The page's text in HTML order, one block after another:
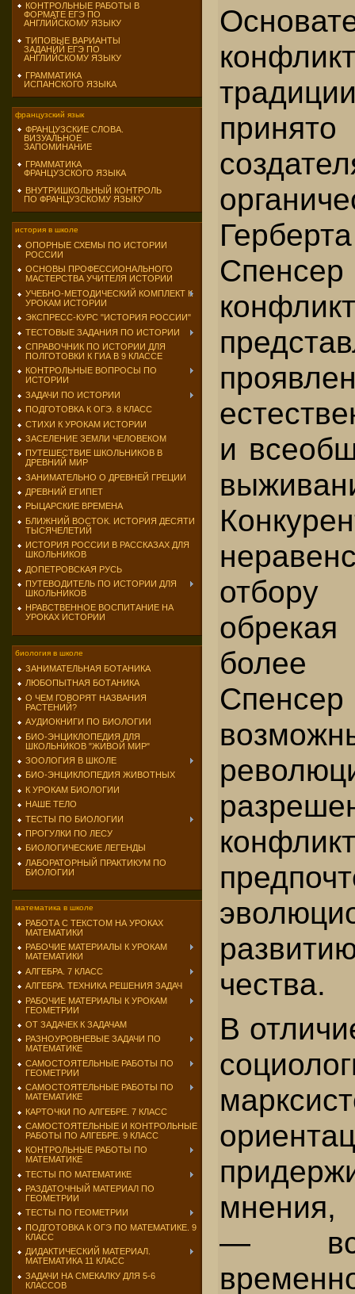
КОНТРОЛЬНЫЕ РАБОТЫ В
ФОРМАТЕ ЕГЭ ПО
АНГЛИЙСКОМУ ЯЗЫКУ
ТИПОВЫЕ ВАРИАНТЫ
ЗАДАНИЙ ЕГЭ ПО
АНГЛИЙСКОМУ ЯЗЫКУ
ГРАММАТИКА
ИСПАНСКОГО ЯЗЫКА
французский язык
ФРАНЦУЗСКИЕ СЛОВА.
ВИЗУАЛЬНОЕ
ЗАПОМИНАНИЕ
ГРАММАТИКА
ФРАНЦУЗСКОГО ЯЗЫКА
ВНУТРИШКОЛЬНЫЙ КОНТРОЛЬ
ПО ФРАНЦУЗСКОМУ ЯЗЫКУ
история в школе
ОПОРНЫЕ СХЕМЫ ПО ИСТОРИИ
РОССИИ
ОСНОВЫ ПРОФЕССИОНАЛЬНОГО
МАСТЕРСТВА УЧИТЕЛЯ ИСТОРИИ
УЧЕБНО-МЕТОДИЧЕСКИЙ КОМПЛЕКТ К
УРОКАМ ИСТОРИИ
ЭКСПРЕСС-КУРС "ИСТОРИЯ РОССИИ"
ТЕСТОВЫЕ ЗАДАНИЯ ПО ИСТОРИИ
СПРАВОЧНИК ПО ИСТОРИИ ДЛЯ
ПОЛГОТОВКИ К ГИА В 9 КЛАССЕ
КОНТРОЛЬНЫЕ ВОПРОСЫ ПО
ИСТОРИИ
ЗАДАЧИ ПО ИСТОРИИ
ПОДГОТОВКА К ОГЭ. 8 КЛАСС
СТИХИ К УРОКАМ ИСТОРИИ
ЗАСЕЛЕНИЕ ЗЕМЛИ ЧЕЛОВЕКОМ
ПУТЕШЕСТВИЕ ШКОЛЬНИКОВ В
ДРЕВНИЙ МИР
ЗАНИМАТЕЛЬНО О ДРЕВНЕЙ ГРЕЦИИ
ДРЕВНИЙ ЕГИПЕТ
РЫЦАРСКИЕ ВРЕМЕНА
БЛИЖНИЙ ВОСТОК. ИСТОРИЯ ДЕСЯТИ
ТЫСЯЧЕЛЕТИЙ
ИСТОРИЯ РОССИИ В РАССКАЗАХ ДЛЯ
ШКОЛЬНИКОВ
ДОПЕТРОВСКАЯ РУСЬ
ПУТЕВОДИТЕЛЬ ПО ИСТОРИИ ДЛЯ
ШКОЛЬНИКОВ
НРАВСТВЕННОЕ ВОСПИТАНИЕ НА
УРОКАХ ИСТОРИИ
биология в школе
ЗАНИМАТЕЛЬНАЯ БОТАНИКА
ЛЮБОПЫТНАЯ БОТАНИКА
О ЧЕМ ГОВОРЯТ НАЗВАНИЯ
РАСТЕНИЙ?
АУДИОКНИГИ ПО БИОЛОГИИ
БИО-ЭНЦИКЛОПЕДИЯ ДЛЯ
ШКОЛЬНИКОВ "ЖИВОЙ МИР"
ЗООЛОГИЯ В ШКОЛЕ
БИО-ЭНЦИКЛОПЕДИЯ ЖИВОТНЫХ
К УРОКАМ БИОЛОГИИ
НАШЕ ТЕЛО
ТЕСТЫ ПО БИОЛОГИИ
ПРОГУЛКИ ПО ЛЕСУ
БИОЛОГИЧЕСКИЕ ЛЕГЕНДЫ
ЛАБОРАТОРНЫЙ ПРАКТИКУМ ПО
БИОЛОГИИ
математика в школе
РАБОТА С ТЕКСТОМ НА УРОКАХ
МАТЕМАТИКИ
РАБОЧИЕ МАТЕРИАЛЫ К УРОКАМ
МАТЕМАТИКИ
АЛГЕБРА. 7 КЛАСС
АЛГЕБРА. ТЕХНИКА РЕШЕНИЯ ЗАДАЧ
РАБОЧИЕ МАТЕРИАЛЫ К УРОКАМ
ГЕОМЕТРИИ
ОТ ЗАДАЧЕК К ЗАДАЧАМ
РАЗНОУРОВНЕВЫЕ ЗАДАЧИ ПО
МАТЕМАТИКЕ
САМОСТОЯТЕЛЬНЫЕ РАБОТЫ ПО
ГЕОМЕТРИИ
САМОСТОЯТЕЛЬНЫЕ РАБОТЫ ПО
МАТЕМАТИКЕ
КАРТОЧКИ ПО АЛГЕБРЕ. 7 КЛАСС
САМОСТОЯТЕЛЬНЫЕ И КОНТРОЛЬНЫЕ
РАБОТЫ ПО АЛГЕБРЕ. 9 КЛАСС
КОНТРОЛЬНЫЕ РАБОТЫ ПО
МАТЕМАТИКЕ
ТЕСТЫ ПО МАТЕМАТИКЕ
РАЗДАТОЧНЫЙ МАТЕРИАЛ ПО
ГЕОМЕТРИИ
ТЕСТЫ ПО ГЕОМЕТРИИ
ПОДГОТОВКА К ОГЭ ПО МАТЕМАТИКЕ. 9
КЛАСС
ДИДАКТИЧЕСКИЙ МАТЕРИАЛ.
МАТЕМАТИКА 11 КЛАСС
ЗАДАЧИ НА СМЕКАЛКУ ДЛЯ 5-6
КЛАССОВ
и
отбору
чества.
В
мнения,
—